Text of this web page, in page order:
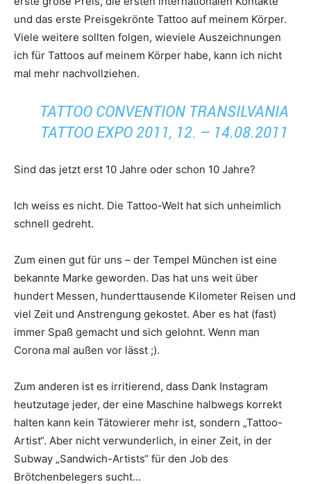
und das erste Preisgekrönte Tattoo auf meinem Körper.
Viele weitere sollten folgen, wieviele Auszeichnungen
ich für Tattoos auf meinem Körper habe, kann ich nicht
mal mehr nachvollziehen.
TATTOO CONVENTION TRANSILVANIA
TATTOO EXPO 2011, 12. – 14.08.2011
Sind das jetzt erst 10 Jahre oder schon 10 Jahre?
Ich weiss es nicht. Die Tattoo-Welt hat sich unheimlich
schnell gedreht.
Zum einen gut für uns – der Tempel München ist eine
bekannte Marke geworden. Das hat uns weit über
hundert Messen, hunderttausende Kilometer Reisen und
viel Zeit und Anstrengung gekostet. Aber es hat (fast)
immer Spaß gemacht und sich gelohnt. Wenn man
Corona mal außen vor lässt ;).
Zum anderen ist es irritierend, dass Dank Instagram
heutzutage jeder, der eine Maschine halbwegs korrekt
halten kann kein Tätowierer mehr ist, sondern „Tattoo-
Artist“. Aber nicht verwunderlich, in einer Zeit, in der
Subway „Sandwich-Artists“ für den Job des
Brötchenbelegers sucht…